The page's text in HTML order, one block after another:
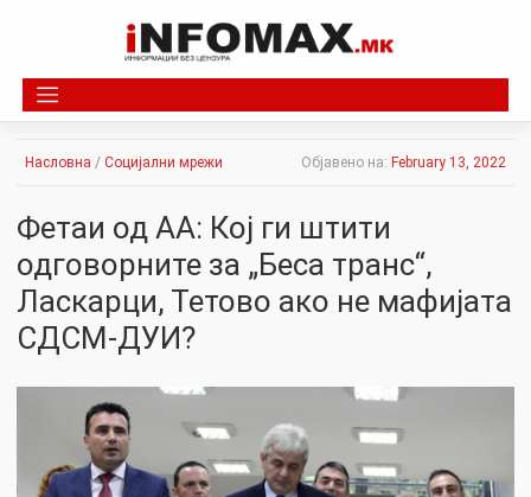
Насловна / Социјални мрежи Објавено на: February 13, 2022
Фетаи од АА: Кој ги штити
одговорните за „Беса транс“,
Ласкарци, Тетово ако не мафијата
СДСМ-ДУИ?